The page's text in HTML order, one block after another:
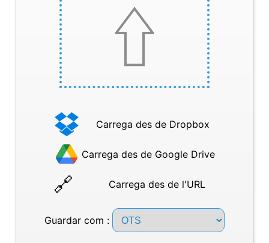
Carrega des de Dropbox
Carrega des de Google Drive
Carrega des de l'URL
Guardar com :